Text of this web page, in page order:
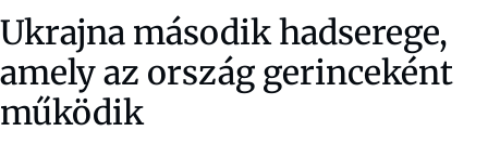
Ukrajna második hadserege,
amely az ország gerinceként
működik